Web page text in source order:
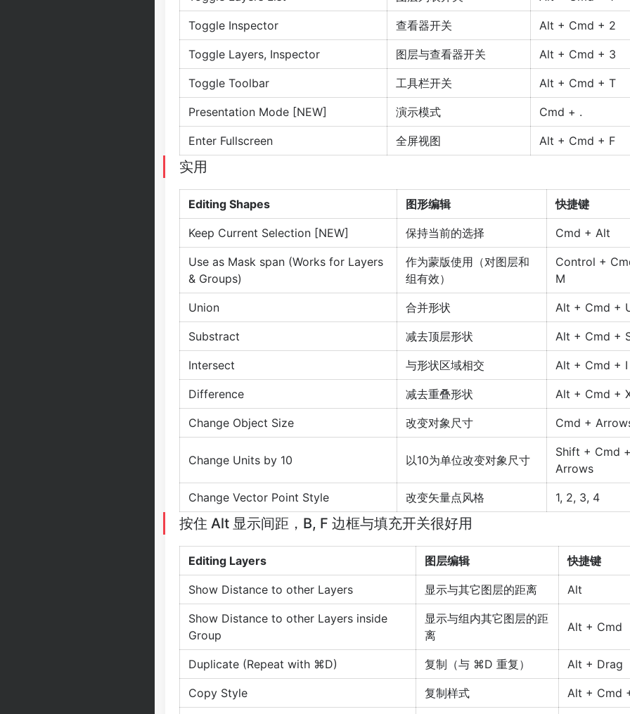
Toggle Inspector 查看器开关 Alt + Cmd + 2
Toggle Layers, Inspector 图层与查看器开关 Alt + Cmd + 3
Toggle Toolbar 工具栏开关 Alt + Cmd + T
Presentation Mode [NEW] 演示模式 Cmd + .
Enter Fullscreen 全屏视图 Alt + Cmd + F
实用
Editing Shapes 图形编辑 快捷键
Keep Current Selection [NEW] 保持当前的选择 Cmd + Alt
Use as Mask span (Works for Layers
& Groups)
作为蒙版使用（对图层和
组有效）
Control +
M
Union 合并形状 Alt + Cmd +
Substract 减去顶层形状 Alt + Cmd +
Intersect 与形状区域相交 Alt + Cmd + I
Difference 减去重叠形状 Alt + Cmd +
Change Object Size 改变对象尺寸 Cmd +
Change Units by 10 以10为单位改变对象尺寸
Shift + Cmd +
Arrows
Change Vector Point Style 改变矢量点风格 1, 2, 3, 4
按住 Alt 显示间距，B, F 边框与填充开关很好用
Editing Layers 图层编辑 快捷键
Show Distance to other Layers 显示与其它图层的距离 Alt
Show Distance to other Layers inside
Group
显示与组内其它图层的距
离
Alt + Cmd
Duplicate (Repeat with ⌘D) 复制（与 ⌘D 重复） Alt + Drag
Copy Style 复制样式 Alt + Cmd